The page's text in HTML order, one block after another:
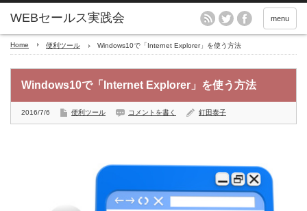
menu
Home 便利ツール Windows10で「Internet Explorer」を使う方法
Windows10で「Internet Explorer」を使う方法
2016/7/6 便利ツール コメントを書く 釘田泰子